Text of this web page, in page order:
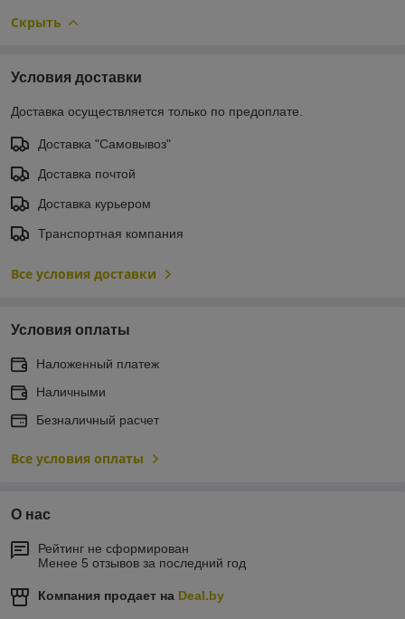
Скрыть
Условия доставки
Доставка осуществляется только по предоплате.
Доставка "Самовывоз"
Доставка почтой
Доставка курьером
Транспортная компания
Все условия доставки
Условия оплаты
Наложенный платеж
Наличными
Безналичный расчет
Все условия оплаты
О нас
Рейтинг не сформирован
Менее 5 отзывов за последний год
Компания продает на Deal.by